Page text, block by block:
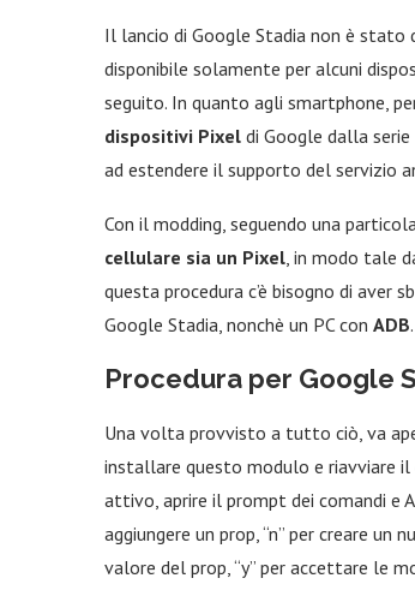
Il lancio di Google Stadia non è stato
disponibile solamente per alcuni
seguito. In quanto agli smartphone,
dispositivi Pixel di Google dalla
ad estendere il supporto del servizio
Con il modding, seguendo una
cellulare sia un Pixel , in modo tale
questa procedura c’è bisogno di aver
Google Stadia, nonchè un PC con ADB.
Procedura per Google
Una volta provvisto a tutto ciò, va
installare questo modulo e riavviare il
attivo, aprire il prompt dei comandi e
aggiungere un prop, “n” per creare un
valore del prop, “y” per accettare le